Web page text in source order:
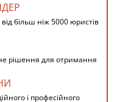
більш ніж 5000 юристів
рішення для отримання
і професійного